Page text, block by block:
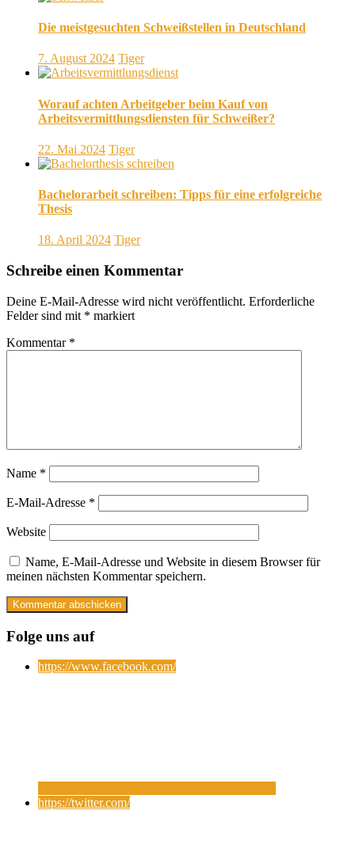
Die meistgesuchten Schweißstellen in Deutschland
7. August 2024 Tiger
Worauf achten Arbeitgeber beim Kauf von
Arbeitsvermittlungsdiensten für Schweißer?
22. Mai 2024 Tiger
Bachelorarbeit schreiben: Tipps für eine erfolgreiche
Thesis
18. April 2024 Tiger
Schreibe einen Kommentar
Deine E-Mail-Adresse wird nicht veröffentlicht. Erforderliche
Felder sind mit * markiert
Kommentar *
Name *
E-Mail-Adresse *
Website
Name, E-Mail-Adresse und Website in diesem Browser für
meinen nächsten Kommentar speichern.
Folge uns auf
https://www.facebook.com/
https://twitter.com/